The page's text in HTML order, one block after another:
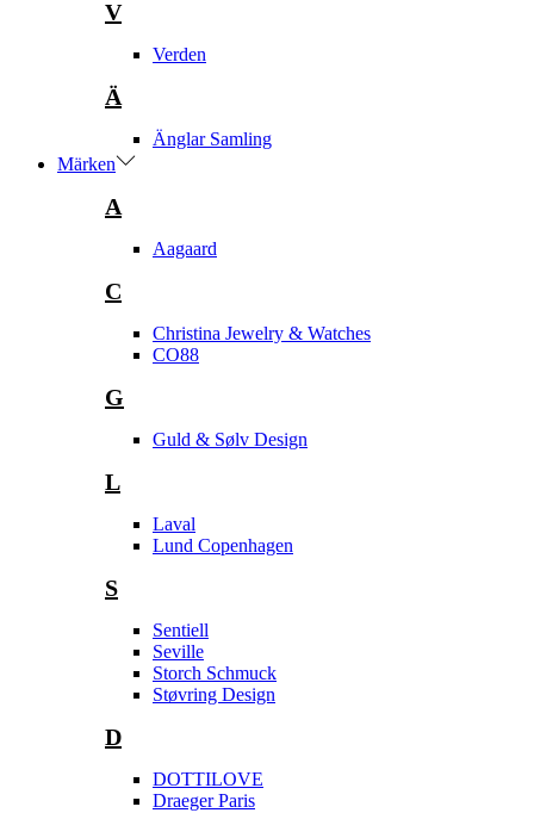
V
Verden
Ä
Änglar Samling
Märken
A
Aagaard
C
Christina Jewelry & Watches
CO88
G
Guld & Sølv Design
L
Laval
Lund Copenhagen
S
Sentiell
Seville
Storch Schmuck
Støvring Design
D
DOTTILOVE
Draeger Paris